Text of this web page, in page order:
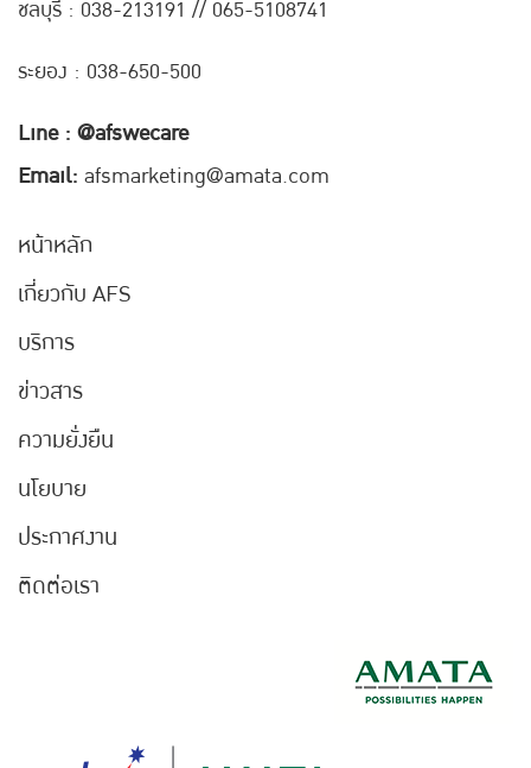
ชลบุรี : 038-213191 // 065-5108741
ระยอง : 038-650-500
Line : @afswecare
Email: afsmarketing@amata.com
หน้าหลัก
เกี่ยวกับ AFS
บริการ
ข่าวสาร
ความยั่งยืน
นโยบาย
ประกาศงาน
ติดต่อเรา